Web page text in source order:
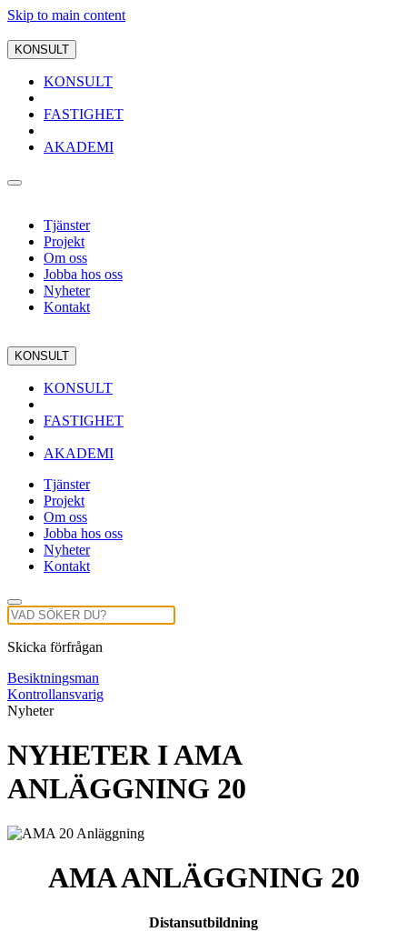
Skip to main content
KONSULT
KONSULT
FASTIGHET
AKADEMI
Tjänster
Projekt
Om oss
Jobba hos oss
Nyheter
Kontakt
KONSULT
KONSULT
FASTIGHET
AKADEMI
Tjänster
Projekt
Om oss
Jobba hos oss
Nyheter
Kontakt
Skicka förfrågan
Besiktningsman
Kontrollansvarig
Nyheter
NYHETER I AMA
ANLÄGGNING 20
AMA ANLÄGGNING 20
Distansutbildning